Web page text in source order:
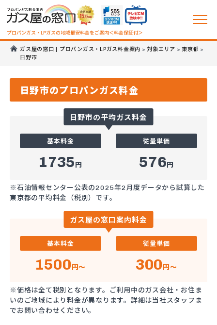
プロパンガス・LPガスの地域最安料金をご案内＜料金保証付＞
ガス屋の窓口 | プロパンガス・LPガス料金案内 > 対象エリア >東京都 >
日野市
日野市のプロパンガス料金
日野市の平均ガス料金
基本料金
1735円
従量単価
576円
※石油情報センター公表の2025年2月度データから試算した
東京都の平均料金（税別）です。
ガス屋の窓口案内料金
基本料金
1500円～
従量単価
300円～
※価格は全て税別となります。ご利用中のガス会社・お住ま
いのご地域により料金が異なります。詳細は当社スタッフま
でお問い合わせください。